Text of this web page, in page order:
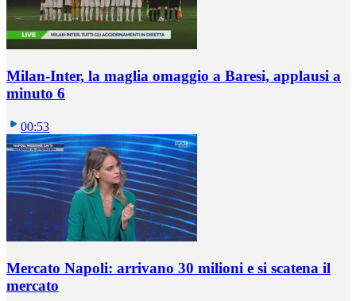
Milan-Inter, la maglia omaggio a Baresi, applausi a
minuto 6
00:53
Mercato Napoli: arrivano 30 milioni e si scatena il
mercato